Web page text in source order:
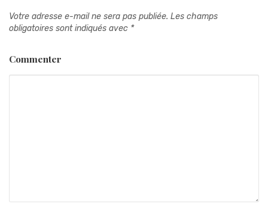
Votre adresse e-mail ne sera pas publiée. Les champs
obligatoires sont indiqués avec *
Commenter